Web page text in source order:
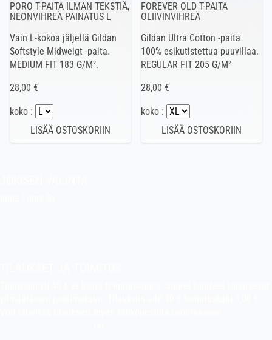
PORO T-PAITA ILMAN TEKSTIÄ,
NEONVIHREÄ PAINATUS L
Vain L-kokoa jäljellä Gildan
Softstyle Midweigt -paita.
MEDIUM FIT 183 G/M².
28,00 €
koko :
FOREVER OLD T-PAITA
OLIIVINVIHREÄ
Gildan Ultra Cotton -paita
100% esikutistettua puuvillaa.
REGULAR FIT 205 G/M²
28,00 €
koko :